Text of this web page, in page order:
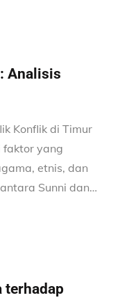
Analisis
Konflik di Timur
faktor yang
etnis, dan
Sunni dan…
terhadap